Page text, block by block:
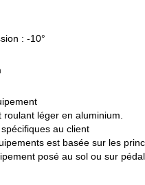
: -10°
léger en aluminium.
au client
est basée sur les
posé au sol ou sur